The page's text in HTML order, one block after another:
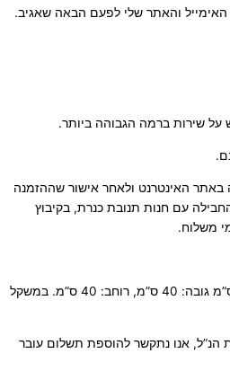
והאתר שלי לפעם הבאה שאגיב.
על שירות ברמה הגבוהה ביותר.
באתר האינטרנט ולאחר אישור שההזמנה
עם חנות תנובת כנרת, בקיבוץ
משלוח.
אורך: 50 ס”מ גובה: 40 ס”מ, רוחב: 40 ס”מ. במשקל
הנ”ל, אנו נתקשר להוספת תשלום עובר